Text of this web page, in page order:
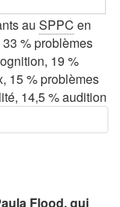
au SPPC en
% problèmes
19 %
15 % problèmes
14,5 % audition
Flood, qui